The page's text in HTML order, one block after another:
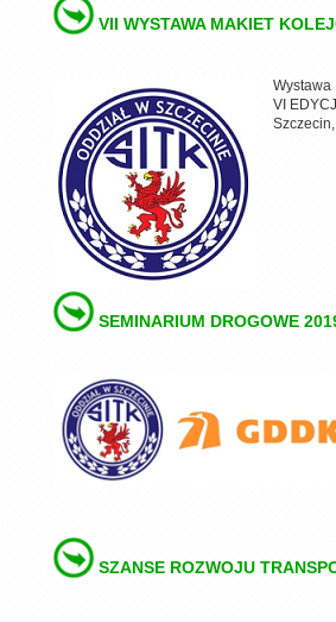
VII WYSTAWA MAKIET
Wystawa
VI
SEMINARIUM DROGOWE
SZANSE ROZWOJU